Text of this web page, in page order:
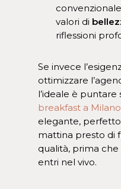
valori di
riflessioni
Se invece
ottimizzare
l’ideale è puntare
breakfast a Milano
elegante,
mattina presto di
qualità, prima
entri nel vivo.